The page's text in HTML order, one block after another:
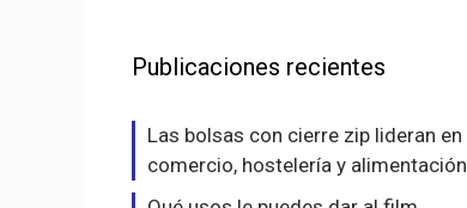
Publicaciones recientes
Las bolsas con cierre zip lideran en
comercio, hostelería y alimentación